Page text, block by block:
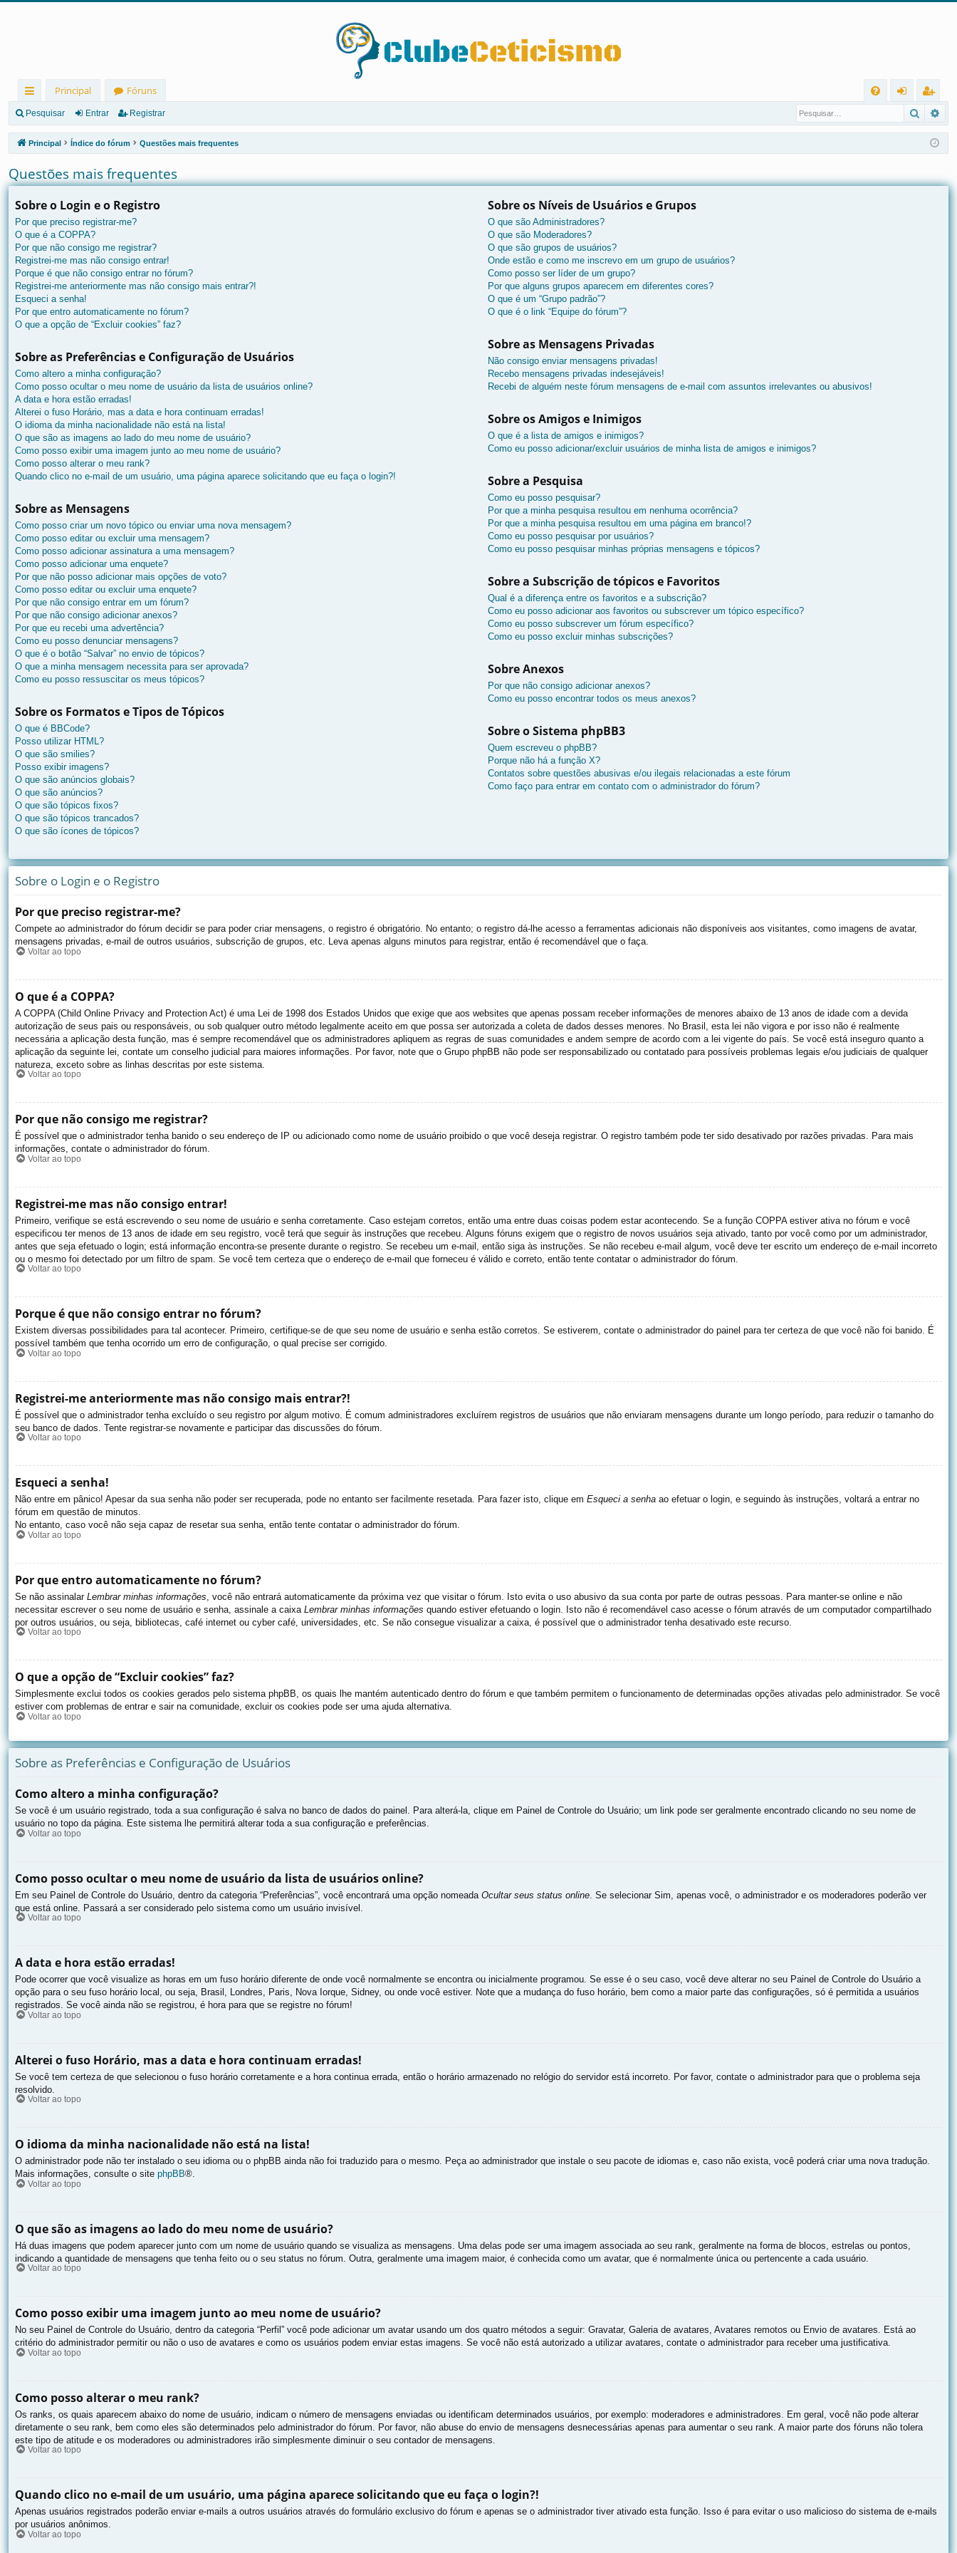
in
ks
rá
pi
d
os
Principal
Fóruns
Q
ra
r
eg
ist
ra
r
Pesquisar Entrar Registrar
Principal Índice do fórum Questões mais frequentes
Questões mais frequentes
Sobre o Login e o Registro
Por que preciso registrar-me?
O que é a COPPA?
Por que não consigo me registrar?
Registrei-me mas não consigo entrar!
Porque é que não consigo entrar no fórum?
Registrei-me anteriormente mas não consigo mais entrar?!
Esqueci a senha!
Por que entro automaticamente no fórum?
O que a opção de “Excluir cookies” faz?
Sobre as Preferências e Configuração de Usuários
Como altero a minha configuração?
Como posso ocultar o meu nome de usuário da lista de usuários online?
A data e hora estão erradas!
Alterei o fuso Horário, mas a data e hora continuam erradas!
O idioma da minha nacionalidade não está na lista!
O que são as imagens ao lado do meu nome de usuário?
Como posso exibir uma imagem junto ao meu nome de usuário?
Como posso alterar o meu rank?
Quando clico no e-mail de um usuário, uma página aparece solicitando que eu faça o login?!
Sobre as Mensagens
Como posso criar um novo tópico ou enviar uma nova mensagem?
Como posso editar ou excluir uma mensagem?
Como posso adicionar assinatura a uma mensagem?
Como posso adicionar uma enquete?
Por que não posso adicionar mais opções de voto?
Como posso editar ou excluir uma enquete?
Por que não consigo entrar em um fórum?
Por que não consigo adicionar anexos?
Por que eu recebi uma advertência?
Como eu posso denunciar mensagens?
O que é o botão “Salvar” no envio de tópicos?
O que a minha mensagem necessita para ser aprovada?
Como eu posso ressuscitar os meus tópicos?
Sobre os Formatos e Tipos de Tópicos
O que é BBCode?
Posso utilizar HTML?
O que são smilies?
Posso exibir imagens?
O que são anúncios globais?
O que são anúncios?
O que são tópicos fixos?
O que são tópicos trancados?
O que são ícones de tópicos?
Sobre os Níveis de Usuários e Grupos
O que são Administradores?
O que são Moderadores?
O que são grupos de usuários?
Onde estão e como me inscrevo em um grupo de usuários?
Como posso ser líder de um grupo?
Por que alguns grupos aparecem em diferentes cores?
O que é um “Grupo padrão”?
O que é o link “Equipe do fórum”?
Sobre as Mensagens Privadas
Não consigo enviar mensagens privadas!
Recebo mensagens privadas indesejáveis!
Recebi de alguém neste fórum mensagens de e-mail com assuntos irrelevantes ou abusivos!
Sobre os Amigos e Inimigos
O que é a lista de amigos e inimigos?
Como eu posso adicionar/excluir usuários de minha lista de amigos e inimigos?
Sobre a Pesquisa
Como eu posso pesquisar?
Por que a minha pesquisa resultou em nenhuma ocorrência?
Por que a minha pesquisa resultou em uma página em branco!?
Como eu posso pesquisar por usuários?
Como eu posso pesquisar minhas próprias mensagens e tópicos?
Sobre a Subscrição de tópicos e Favoritos
Qual é a diferença entre os favoritos e a subscrição?
Como eu posso adicionar aos favoritos ou subscrever um tópico específico?
Como eu posso subscrever um fórum específico?
Como eu posso excluir minhas subscrições?
Sobre Anexos
Por que não consigo adicionar anexos?
Como eu posso encontrar todos os meus anexos?
Sobre o Sistema phpBB3
Quem escreveu o phpBB?
Porque não há a função X?
Contatos sobre questões abusivas e/ou ilegais relacionadas a este fórum
Como faço para entrar em contato com o administrador do fórum?
Sobre o Login e o Registro
Por que preciso registrar-me?
Compete ao administrador do fórum decidir se para poder criar mensagens, o registro é obrigatório. No entanto; o registro dá-lhe acesso a ferramentas adicionais não disponíveis aos visitantes, como imagens de avatar,
mensagens privadas, e-mail de outros usuários, subscrição de grupos, etc. Leva apenas alguns minutos para registrar, então é recomendável que o faça.
Voltar ao topo
O que é a COPPA?
A COPPA (Child Online Privacy and Protection Act) é uma Lei de 1998 dos Estados Unidos que exige que aos websites que apenas possam receber informações de menores abaixo de 13 anos de idade com a devida
autorização de seus pais ou responsáveis, ou sob qualquer outro método legalmente aceito em que possa ser autorizada a coleta de dados desses menores. No Brasil, esta lei não vigora e por isso não é realmente
necessária a aplicação desta função, mas é sempre recomendável que os administradores apliquem as regras de suas comunidades e andem sempre de acordo com a lei vigente do país. Se você está inseguro quanto a
aplicação da seguinte lei, contate um conselho judicial para maiores informações. Por favor, note que o Grupo phpBB não pode ser responsabilizado ou contatado para possíveis problemas legais e/ou judiciais de qualquer
natureza, exceto sobre as linhas descritas por este sistema.
Voltar ao topo
Por que não consigo me registrar?
É possível que o administrador tenha banido o seu endereço de IP ou adicionado como nome de usuário proibido o que você deseja registrar. O registro também pode ter sido desativado por razões privadas. Para mais
informações, contate o administrador do fórum.
Voltar ao topo
Registrei-me mas não consigo entrar!
Primeiro, verifique se está escrevendo o seu nome de usuário e senha corretamente. Caso estejam corretos, então uma entre duas coisas podem estar acontecendo. Se a função COPPA estiver ativa no fórum e você
especificou ter menos de 13 anos de idade em seu registro, você terá que seguir às instruções que recebeu. Alguns fóruns exigem que o registro de novos usuários seja ativado, tanto por você como por um administrador,
antes que seja efetuado o login; está informação encontra-se presente durante o registro. Se recebeu um e-mail, então siga às instruções. Se não recebeu e-mail algum, você deve ter escrito um endereço de e-mail incorreto
ou o mesmo foi detectado por um filtro de spam. Se você tem certeza que o endereço de e-mail que forneceu é válido e correto, então tente contatar o administrador do fórum.
Voltar ao topo
Porque é que não consigo entrar no fórum?
Existem diversas possibilidades para tal acontecer. Primeiro, certifique-se de que seu nome de usuário e senha estão corretos. Se estiverem, contate o administrador do painel para ter certeza de que você não foi banido. É
possível também que tenha ocorrido um erro de configuração, o qual precise ser corrigido.
Voltar ao topo
Registrei-me anteriormente mas não consigo mais entrar?!
É possível que o administrador tenha excluído o seu registro por algum motivo. É comum administradores excluírem registros de usuários que não enviaram mensagens durante um longo período, para reduzir o tamanho do
seu banco de dados. Tente registrar-se novamente e participar das discussões do fórum.
Voltar ao topo
Esqueci a senha!
Não entre em pânico! Apesar da sua senha não poder ser recuperada, pode no entanto ser facilmente resetada. Para fazer isto, clique em Esqueci a senha ao efetuar o login, e seguindo às instruções, voltará a entrar no
fórum em questão de minutos.
No entanto, caso você não seja capaz de resetar sua senha, então tente contatar o administrador do fórum.
Voltar ao topo
Por que entro automaticamente no fórum?
Se não assinalar Lembrar minhas informações , você não entrará automaticamente da próxima vez que visitar o fórum. Isto evita o uso abusivo da sua conta por parte de outras pessoas. Para manter-se online e não
necessitar escrever o seu nome de usuário e senha, assinale a caixa Lembrar minhas informações quando estiver efetuando o login. Isto não é recomendável caso acesse o fórum através de um computador compartilhado
por outros usuários, ou seja, bibliotecas, café internet ou cyber café, universidades, etc. Se não consegue visualizar a caixa, é possível que o administrador tenha desativado este recurso.
Voltar ao topo
O que a opção de “Excluir cookies” faz?
Simplesmente exclui todos os cookies gerados pelo sistema phpBB, os quais lhe mantém autenticado dentro do fórum e que também permitem o funcionamento de determinadas opções ativadas pelo administrador. Se você
estiver com problemas de entrar e sair na comunidade, excluir os cookies pode ser uma ajuda alternativa.
Voltar ao topo
Sobre as Preferências e Configuração de Usuários
Como altero a minha configuração?
Se você é um usuário registrado, toda a sua configuração é salva no banco de dados do painel. Para alterá-la, clique em Painel de Controle do Usuário; um link pode ser geralmente encontrado clicando no seu nome de
usuário no topo da página. Este sistema lhe permitirá alterar toda a sua configuração e preferências.
Voltar ao topo
Como posso ocultar o meu nome de usuário da lista de usuários online?
Em seu Painel de Controle do Usuário, dentro da categoria “Preferências”, você encontrará uma opção nomeada Ocultar seus status online . Se selecionar Sim, apenas você, o administrador e os moderadores poderão ver
que está online. Passará a ser considerado pelo sistema como um usuário invisível.
Voltar ao topo
A data e hora estão erradas!
Pode ocorrer que você visualize as horas em um fuso horário diferente de onde você normalmente se encontra ou inicialmente programou. Se esse é o seu caso, você deve alterar no seu Painel de Controle do Usuário a
opção para o seu fuso horário local, ou seja, Brasil, Londres, Paris, Nova Iorque, Sidney, ou onde você estiver. Note que a mudança do fuso horário, bem como a maior parte das configurações, só é permitida a usuários
registrados. Se você ainda não se registrou, é hora para que se registre no fórum!
Voltar ao topo
Alterei o fuso Horário, mas a data e hora continuam erradas!
Se você tem certeza de que selecionou o fuso horário corretamente e a hora continua errada, então o horário armazenado no relógio do servidor está incorreto. Por favor, contate o administrador para que o problema seja
resolvido.
Voltar ao topo
O idioma da minha nacionalidade não está na lista!
O administrador pode não ter instalado o seu idioma ou o phpBB ainda não foi traduzido para o mesmo. Peça ao administrador que instale o seu pacote de idiomas e, caso não exista, você poderá criar uma nova tradução.
Mais informações, consulte o site phpBB®.
Voltar ao topo
O que são as imagens ao lado do meu nome de usuário?
Há duas imagens que podem aparecer junto com um nome de usuário quando se visualiza as mensagens. Uma delas pode ser uma imagem associada ao seu rank, geralmente na forma de blocos, estrelas ou pontos,
indicando a quantidade de mensagens que tenha feito ou o seu status no fórum. Outra, geralmente uma imagem maior, é conhecida como um avatar, que é normalmente única ou pertencente a cada usuário.
Voltar ao topo
Como posso exibir uma imagem junto ao meu nome de usuário?
No seu Painel de Controle do Usuário, dentro da categoria “Perfil” você pode adicionar um avatar usando um dos quatro métodos a seguir: Gravatar, Galeria de avatares, Avatares remotos ou Envio de avatares. Está ao
critério do administrador permitir ou não o uso de avatares e como os usuários podem enviar estas imagens. Se você não está autorizado a utilizar avatares, contate o administrador para receber uma justificativa.
Voltar ao topo
Como posso alterar o meu rank?
Os ranks, os quais aparecem abaixo do nome de usuário, indicam o número de mensagens enviadas ou identificam determinados usuários, por exemplo: moderadores e administradores. Em geral, você não pode alterar
diretamente o seu rank, bem como eles são determinados pelo administrador do fórum. Por favor, não abuse do envio de mensagens desnecessárias apenas para aumentar o seu rank. A maior parte dos fóruns não tolera
este tipo de atitude e os moderadores ou administradores irão simplesmente diminuir o seu contador de mensagens.
Voltar ao topo
Quando clico no e-mail de um usuário, uma página aparece solicitando que eu faça o login?!
Apenas usuários registrados poderão enviar e-mails a outros usuários através do formulário exclusivo do fórum e apenas se o administrador tiver ativado esta função. Isso é para evitar o uso malicioso do sistema de e-mails
por usuários anônimos.
Voltar ao topo